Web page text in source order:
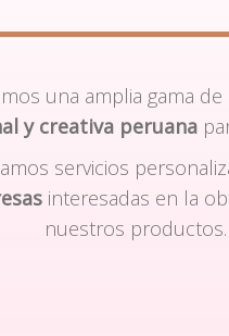
una amplia gama de
y creativa peruana
servicios
interesadas en la
nuestros productos.